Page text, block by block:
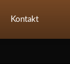
Kontakt